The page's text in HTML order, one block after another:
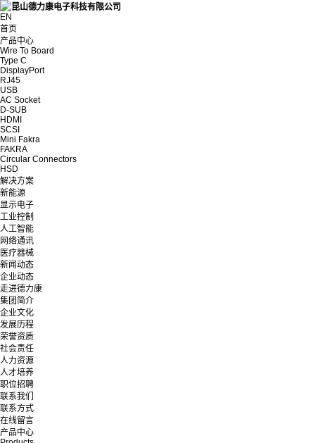
EN
首页
产品中心
Wire To Board
Type C
DisplayPort
RJ45
USB
AC Socket
D-SUB
HDMI
SCSI
Mini Fakra
FAKRA
Circular Connectors
HSD
解决方案
新能源
显示电子
工业控制
人工智能
网络通讯
医疗器械
新闻动态
企业动态
走进德力康
集团简介
企业文化
发展历程
荣誉资质
社会责任
人力资源
人才培养
职位招聘
联系我们
联系方式
在线留言
产品中心